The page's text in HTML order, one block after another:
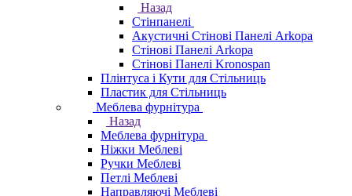
Назад
Стінпанелі
Акустичні Стінові Панелі Аrkopa
Стінові Панелі Arkopa
Стінові Панелі Kronospan
Плінтуса і Кути для Стільниць
Пластик для Стільниць
Меблева фурнітура
Назад
Меблева фурнітура
Ніжки Меблеві
Ручки Меблеві
Петлі Меблеві
Направляючі Меблеві